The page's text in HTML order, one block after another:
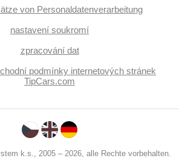
von Personaldatenverarbeitung
nastavení soukromí
zpracování dat
podmínky internetových stránek
TipCars.com
k.s., 2005 – 2026, alle Rechte vorbehalten.